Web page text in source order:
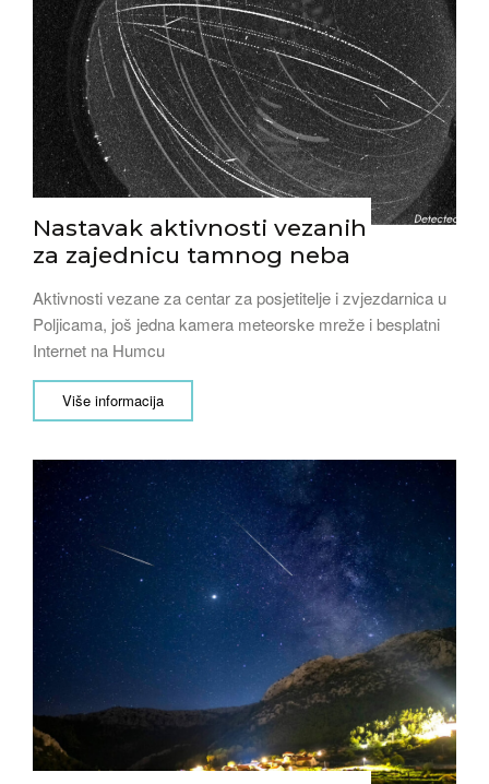
Nastavak aktivnosti vezanih
za zajednicu tamnog neba
Aktivnosti vezane za centar za posjetitelje i zvjezdarnica u
Poljicama, još jedna kamera meteorske mreže i besplatni
Internet na Humcu
Više informacija